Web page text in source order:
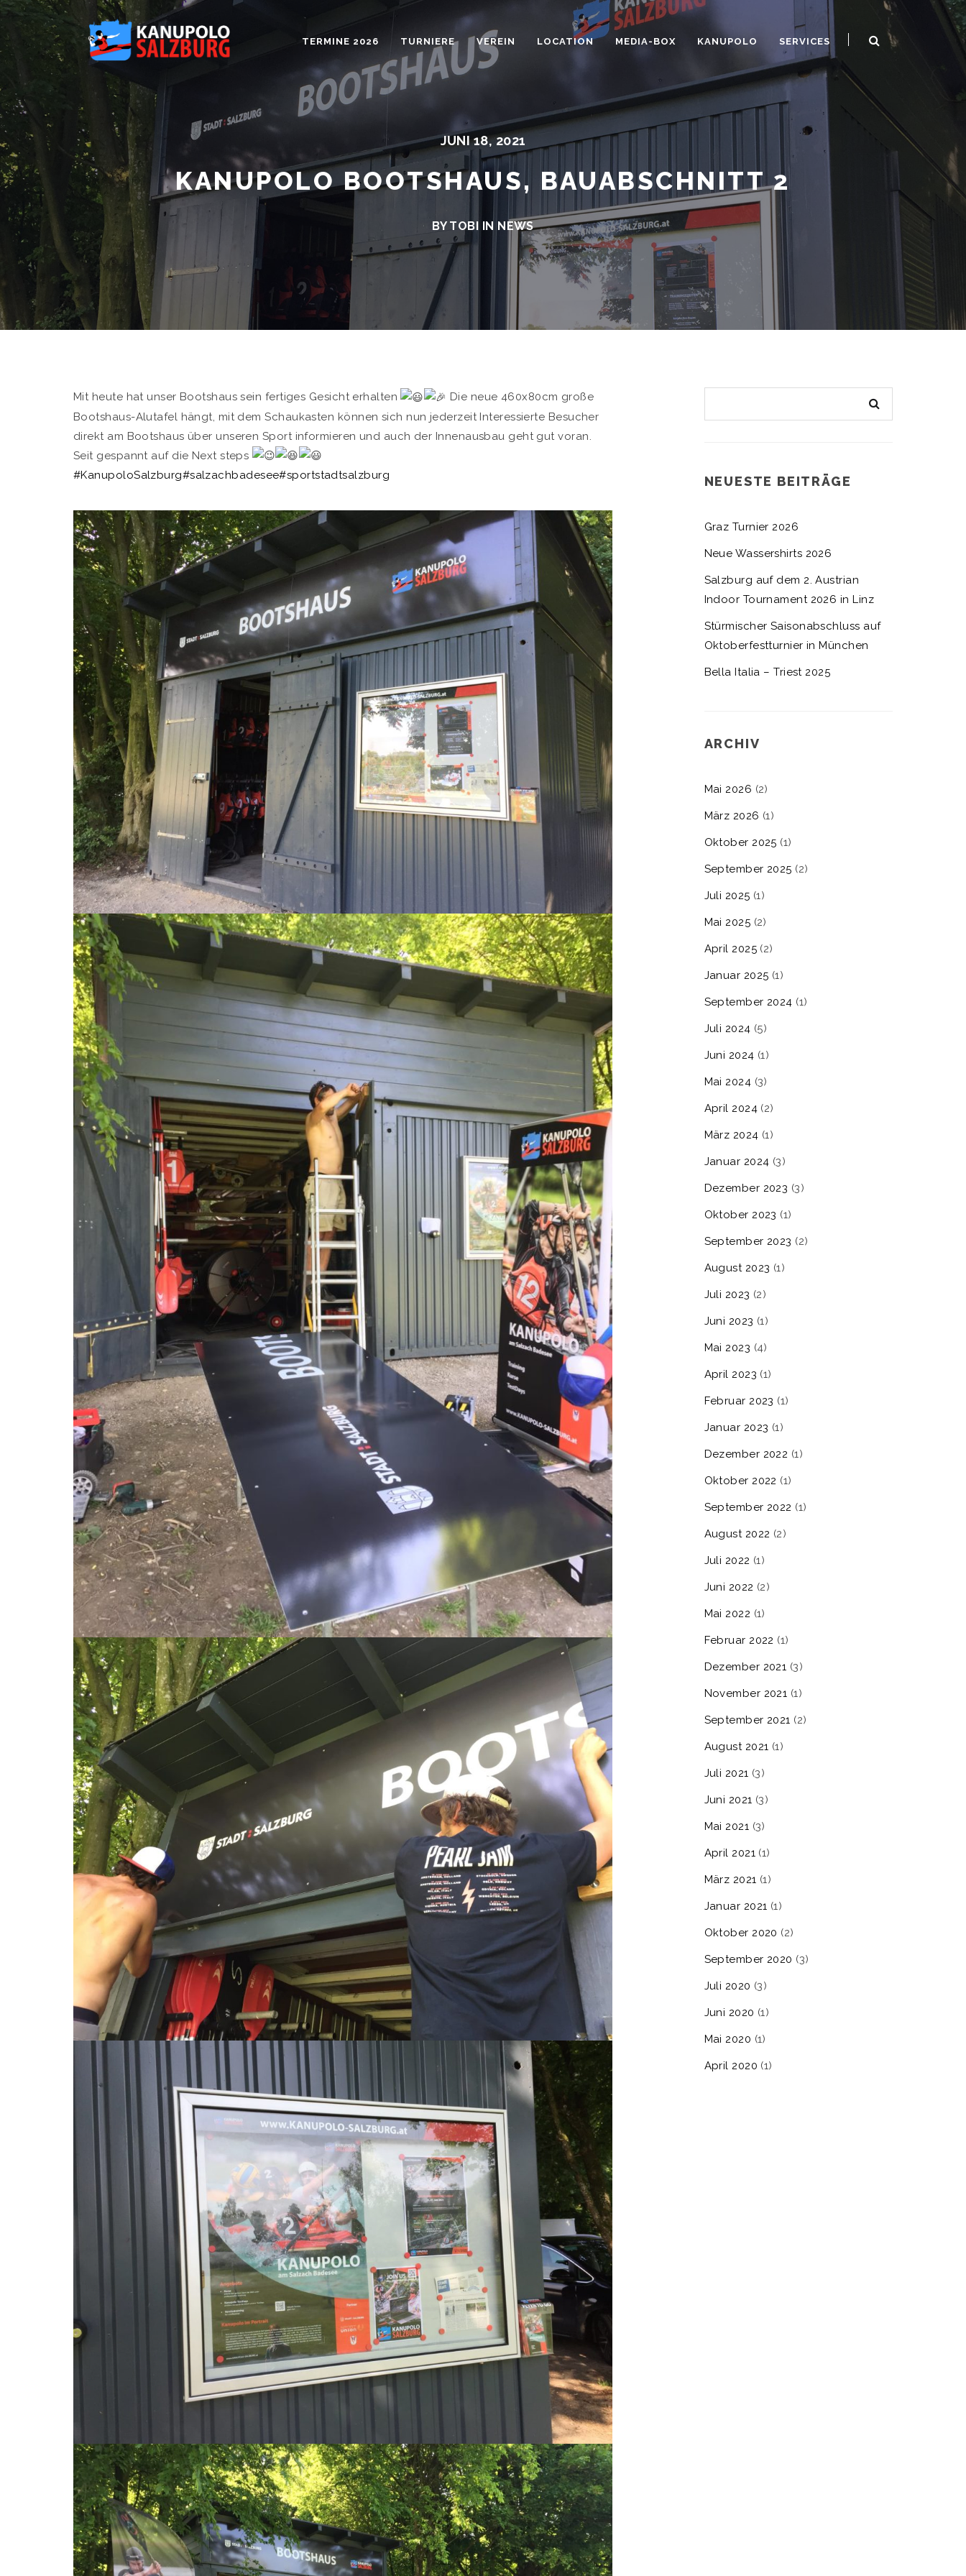
TERMINE 2026 TURNIERE VEREIN LOCATION MEDIA-BOX KANUPOLO SERVICES
JUNI 18, 2021
KANUPOLO BOOTSHAUS, BAUABSCHNITT 2
BY TOBI IN NEWS
Mit heute hat unser Bootshaus sein fertiges Gesicht erhalten
Die neue 460x80cm große
Bootshaus-Alutafel hängt, mit dem Schaukasten können sich nun jederzeit Interessierte Besucher
direkt am Bootshaus über unseren Sport informieren und auch der Innenausbau geht gut voran.
Seit gespannt auf die Next steps
#KanupoloSalzburg#salzachbadesee#sportstadtsalzburg NEUESTE BEITRÄGE
Graz Turnier 2026
Neue Wassershirts 2026
Salzburg auf dem 2. Austrian
Indoor Tournament 2026 in Linz
Stürmischer Saisonabschluss auf
Oktoberfestturnier in München
Bella Italia – Triest 2025
ARCHIV
Mai 2026 (2)
März 2026 (1)
Oktober 2025 (1)
September 2025 (2)
Juli 2025 (1)
Mai 2025 (2)
April 2025 (2)
Januar 2025 (1)
September 2024 (1)
Juli 2024 (5)
Juni 2024 (1)
Mai 2024 (3)
April 2024 (2)
März 2024 (1)
Januar 2024 (3)
Dezember 2023 (3)
Oktober 2023 (1)
September 2023 (2)
August 2023 (1)
Juli 2023 (2)
Juni 2023 (1)
Mai 2023 (4)
April 2023 (1)
Februar 2023 (1)
Januar 2023 (1)
Dezember 2022 (1)
Oktober 2022 (1)
September 2022 (1)
August 2022 (2)
Juli 2022 (1)
Juni 2022 (2)
Mai 2022 (1)
Februar 2022 (1)
Dezember 2021 (3)
November 2021 (1)
September 2021 (2)
August 2021 (1)
Juli 2021 (3)
Juni 2021 (3)
Mai 2021 (3)
April 2021 (1)
März 2021 (1)
Januar 2021 (1)
Oktober 2020 (2)
September 2020 (3)
Juli 2020 (3)
Juni 2020 (1)
Mai 2020 (1)
April 2020 (1)